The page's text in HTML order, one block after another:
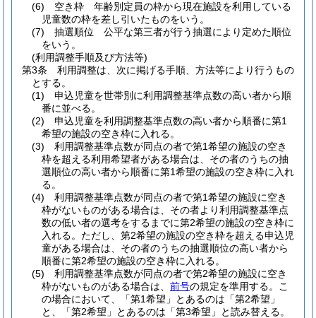
(6)
空き枠 年齢別定員の枠から現在施設を利用している
児童数の枠を差し引いたものをいう。
(7)
抽選順位 公平な第三者が行う抽選により定めた順位
をいう。
(利用調整手順及び方法等)
第3条
利用調整は、次に掲げる手順、方法等により行うもの
とする。
(1)
申込児童を世帯別に利用調整基準点数の高い者から順
番に並べる。
(2)
申込児童を利用調整基準点数の高い者から順番に第1
希望の施設の空き枠に入れる。
(3)
利用調整基準点数が同点の者で第1希望の施設の空き
枠を超える利用希望者がある場合は、その者のうちの抽
選順位の高い者から順番に第1希望の施設の空き枠に入れ
る。
(4)
利用調整基準点数が同点の者で第1希望の施設に空き
枠がないものがある場合は、その者より利用調整基準点
数の低い者の選考をするまでに第2希望の施設の空き枠に
入れる。 ただし、第2希望の施設の空き枠を超える申込児
童がある場合は、その者のうちの抽選順位の高い者から
順番に第2希望の施設の空き枠に入れる。
(5)
利用調整基準点数が同点の者で第2希望の施設に空き
枠がないものがある場合は、 前号の規定を準用する。
こ
の場合において、「第1希望」とあるのは「第2希望」
と、「第2希望」とあるのは「第3希望」と読み替える。